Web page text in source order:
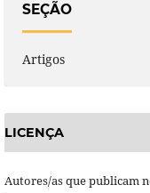
SEÇÃO
Artigos
LICENÇA
Autores/as que publicam